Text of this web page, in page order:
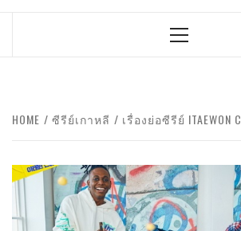
Primary
HOME ซีรีย์เกาหลี เรื่องย่อซีรีย์ ITAEWON